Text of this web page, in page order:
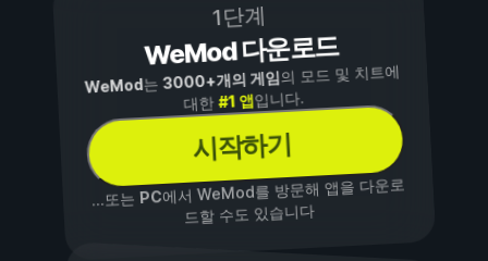
1단계
WeMod 다운로드
WeMod는3000+개의 게임의 모드 및 치트에
대한#1 앱입니다.
시작하기
...또는PC에서 WeMod를 방문해 앱을 다운로
드할 수도 있습니다